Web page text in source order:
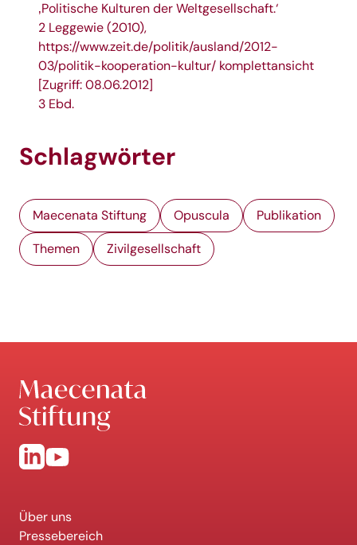
‚Politische Kulturen der Weltgesellschaft.‘
2 Leggewie (2010),
https://www.zeit.de/politik/ausland/2012-
03/politik-kooperation-kultur/ komplettansicht
[Zugriff: 08.06.2012]
3 Ebd.
Schlagwörter
Maecenata Stiftung Opuscula Publikation
Themen Zivilgesellschaft
Über uns
Pressebereich